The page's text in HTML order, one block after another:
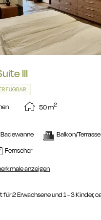
III
50m2
Badewanne Balkon/Terrasse
Fernseher
anzeigen
für 2 Erwachsene und 1 - 3 Kinder,